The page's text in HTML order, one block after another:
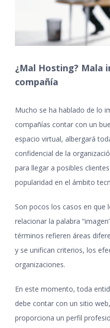
¿Mal Hosting? Mala
compañía
Mucho se ha hablado de lo
compañías contar con un
espacio virtual, albergará
confidencial de la
para llegar a posibles
popularidad en el ámbito
Son pocos los casos en que
relacionar la palabra
términos refieren áreas
y se unifican criterios, los
organizaciones.
En este momento, toda
debe contar con un sitio
proporciona un perfil